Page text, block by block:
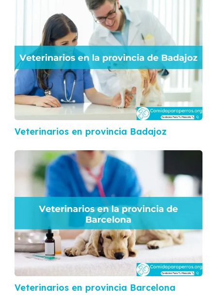
Veterinarios en provincia Badajoz
Veterinarios en provincia Barcelona